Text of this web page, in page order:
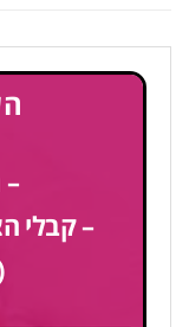
–
– קבלי